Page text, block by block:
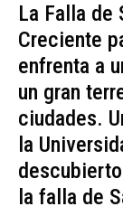
La Falla de
Creciente
enfrenta a
un gran
ciudades.
la
la falla de